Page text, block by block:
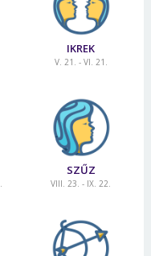
IKREK
V. 21. - VI. 21.
SZŰZ
VIII. 23. - IX. 22.